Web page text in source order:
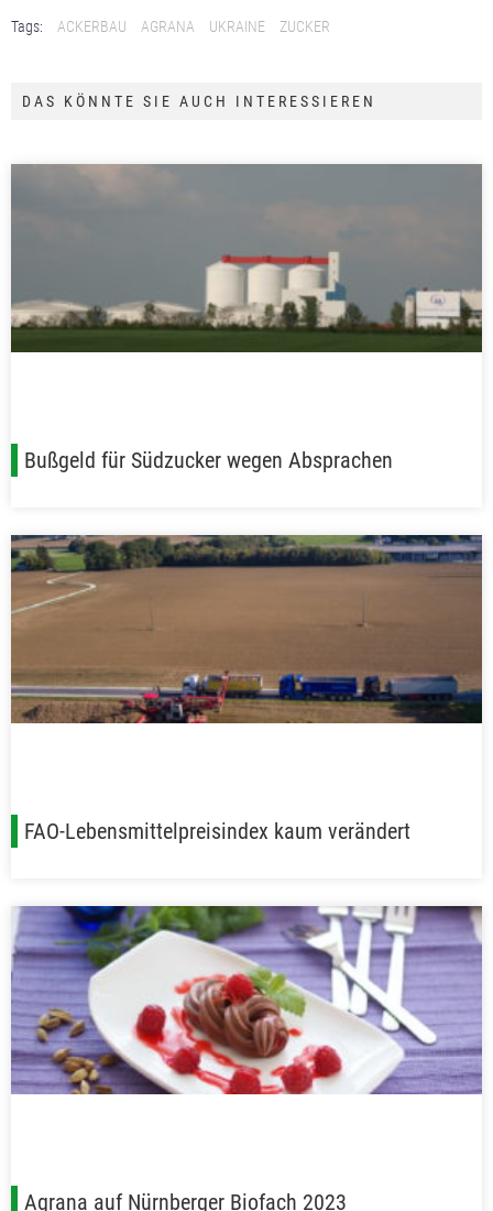
Tags: ACKERBAU AGRANA UKRAINE ZUCKER
DAS KÖNNTE SIE AUCH INTERESSIEREN
Bußgeld für Südzucker wegen Absprachen
FAO-Lebensmittelpreisindex kaum verändert
Agrana auf Nürnberger Biofach 2023